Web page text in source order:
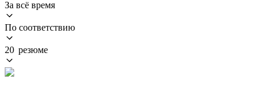
За всё время
По соответствию
20 резюме